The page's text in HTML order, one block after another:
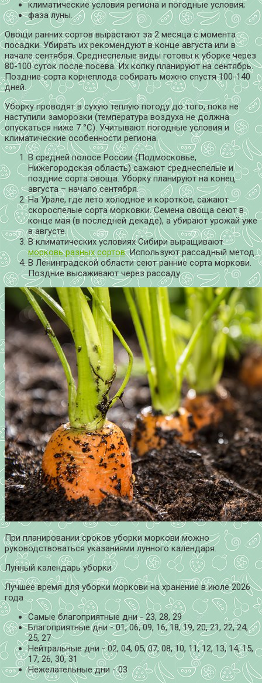
климатические условия региона и погодные условия;
фаза луны.
Овощи ранних сортов вырастают за 2 месяца с момента
посадки. Убирать их рекомендуют в конце августа или в
начале сентября. Среднеспелые виды готовы к уборке через
80-100 суток после посева. Их копку планируют на сентябрь.
Поздние сорта корнеплода собирать можно спустя 100-140
дней.
Уборку проводят в сухую теплую погоду до того, пока не
наступили заморозки (температура воздуха не должна
опускаться ниже 7 °C). Учитывают погодные условия и
климатические особенности региона.
В средней полосе России (Подмосковье,
Нижегородская область) сажают среднеспелые и
поздние сорта овоща. Уборку планируют на конец
августа – начало сентября.
На Урале, где лето холодное и короткое, сажают
скороспелые сорта морковки. Семена овоща сеют в
конце мая (в последней декаде), а убирают урожай уже
в августе.
В климатических условиях Сибири выращивают
морковь разных сортов. Используют рассадный метод.
В Ленинградской области сеют ранние сорта моркови.
Поздние высаживают через рассаду.
При планировании сроков уборки моркови можно
руководствоваться указаниями лунного календаря.
Лунный календарь уборки
Лучшее время для уборки моркови на хранение в июле 2026
года
Самые благоприятные дни - 23, 28, 29
Благоприятные дни - 01, 06, 09, 16, 18, 19, 20, 21, 22, 24,
25, 27
Нейтральные дни - 02, 04, 05, 07, 08, 10, 11, 12, 13, 14, 15,
17, 26, 30, 31
Нежелательные дни - 03